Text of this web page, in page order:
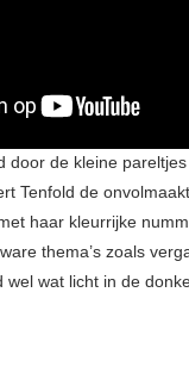
door de kleine
Tenfold de
haar kleurrijke
thema’s zoals
wat licht in de